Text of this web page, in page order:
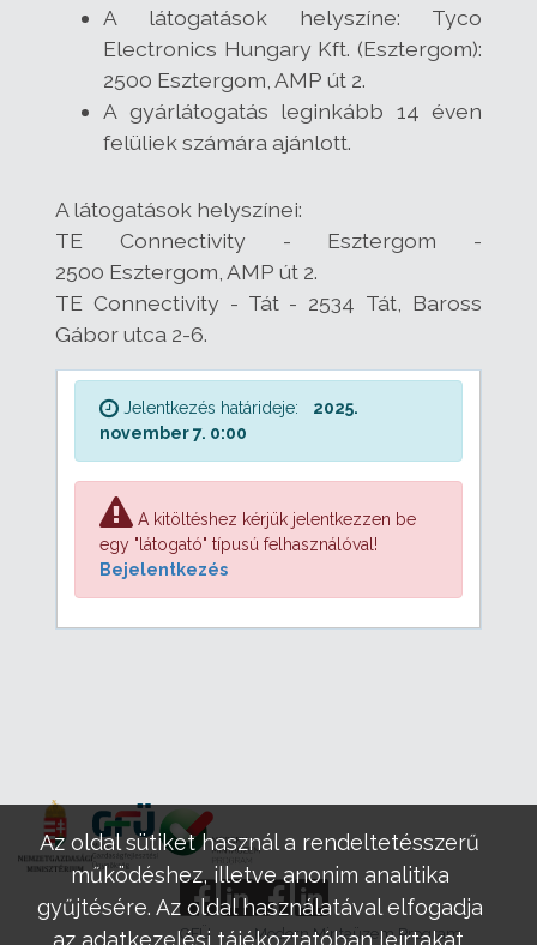
A látogatások helyszíne: Tyco
Electronics Hungary Kft. (Esztergom):
2500 Esztergom, AMP út 2.
A gyárlátogatás leginkább 14 éven
felüliek számára ajánlott.
A látogatások helyszínei:
TE Connectivity - Esztergom -
2500 Esztergom, AMP út 2.
TE Connectivity - Tát - 2534 Tát, Baross
Gábor utca 2-6.
Jelentkezés határideje:
2025.
november 7. 0:00
A kitöltéshez kérjük jelentkezzen be
egy "látogató" típusú felhasználóval!
Bejelentkezés
GFÜ Modern Mintaüzem Program
Az oldal sütiket használ a rendeltetésszerű
működéshez, illetve anonim analitika
gyűjtésére. Az oldal használatával elfogadja
az adatkezelési tájékoztatóban leírtakat.